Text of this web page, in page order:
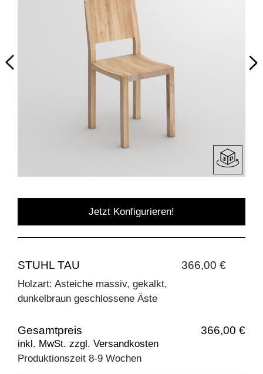
Jetzt Konfigurieren!
STUHL TAU 366,00 €
Holzart: Asteiche massiv, gekalkt,
dunkelbraun geschlossene Äste
Gesamtpreis 366,00 €
inkl. MwSt. zzgl. Versandkosten
Produktionszeit 8-9 Wochen